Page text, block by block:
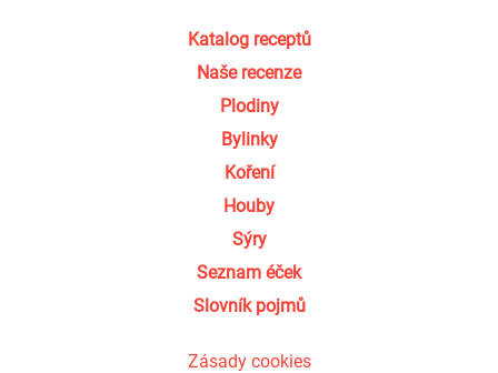
Katalog receptů
Naše recenze
Plodiny
Bylinky
Koření
Houby
Sýry
Seznam éček
Slovník pojmů
Zásady cookies